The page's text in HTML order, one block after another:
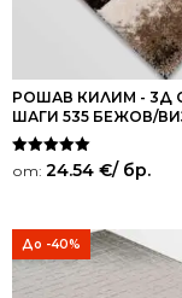
РОШАВ КИЛИМ - 3Д
ШАГИ 535 БЕЖОВ/
Оценено на
5.00
от: 24.54 €/ бр.
До -40%